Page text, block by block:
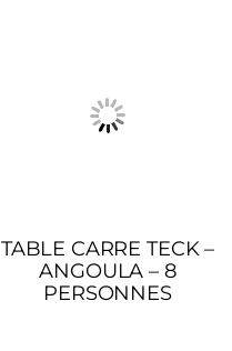
TABLE CARRE TECK –
ANGOULA – 8
PERSONNES